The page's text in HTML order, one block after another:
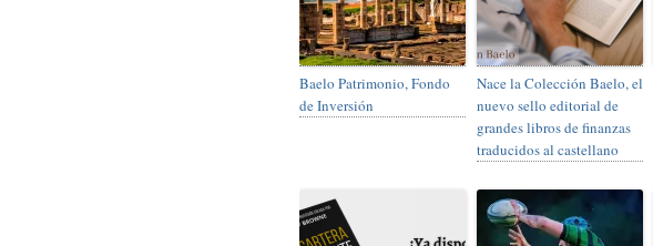
Baelo Patrimonio, Fondo
de Inversión
Nace la Colección Baelo, el
nuevo sello editorial de
grandes libros de finanzas
traducidos al castellano